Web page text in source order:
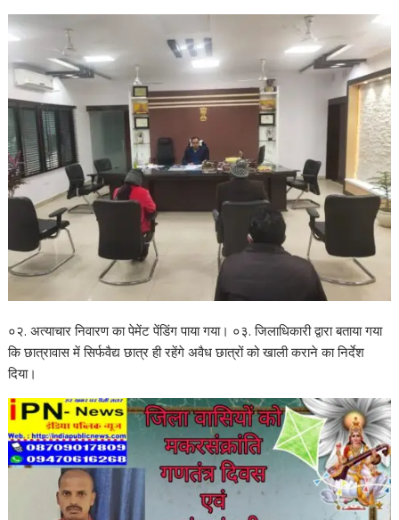
०२. अत्याचार निवारण का पेमेंट पेंडिंग पाया गया। ०३. जिलाधिकारी द्वारा बताया गया
कि छात्रावास में सिर्फवैद्य छात्र ही रहेंगे अवैध छात्रों को खाली कराने का निर्देश
दिया।